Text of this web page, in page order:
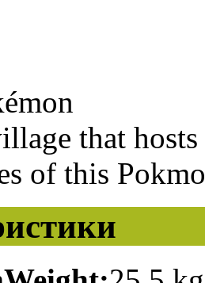
that
of this